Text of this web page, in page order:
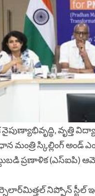
నైపుణ్యాభివృద్ధి, వృత్తి
మంత్రి స్కిల్లింగ్
ప్రణాళిక (ఎస్ఐపి)
నిప్పోన్